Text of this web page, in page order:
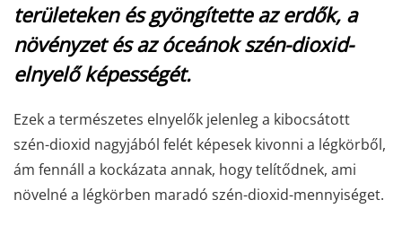
területeken és gyöngítette az erdők, a
növényzet és az óceánok szén-dioxid-
elnyelő képességét.
Ezek a természetes elnyelők jelenleg a kibocsátott
szén-dioxid nagyjából felét képesek kivonni a légkörből,
ám fennáll a kockázata annak, hogy telítődnek, ami
növelné a légkörben maradó szén-dioxid-mennyiséget.